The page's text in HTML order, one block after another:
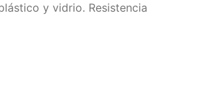
y vidrio. Resistencia